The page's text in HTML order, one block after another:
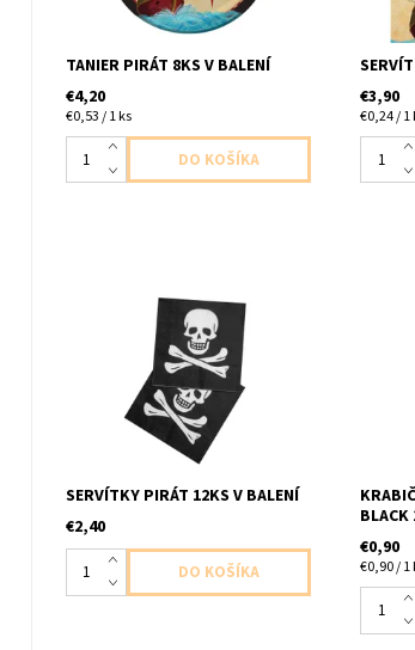
TANIER PIRÁT 8KS V BALENÍ
€4,20
€0,53 / 1 ks
€3,90
€0,24 / 1
papierové servítky pirat
2vrstvove 12ks v baleni velkost
SERVÍTKY PIRÁT 12KS V BALENÍ
€2,40
baleni
BLACK
€0,90
€0,90 / 1